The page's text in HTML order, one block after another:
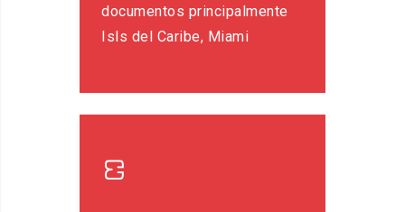
documentos principalmente
Isls del Caribe, Miami